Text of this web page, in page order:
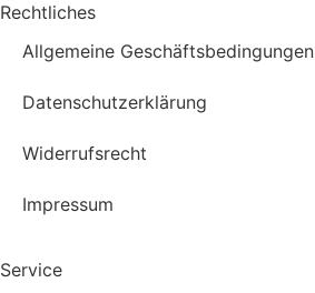
Rechtliches
Allgemeine Geschäftsbedingungen
Datenschutzerklärung
Widerrufsrecht
Impressum
Service